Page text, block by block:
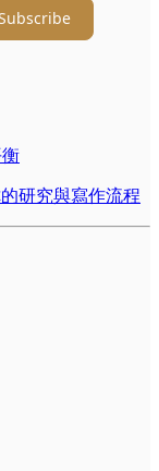
研究與寫作流程